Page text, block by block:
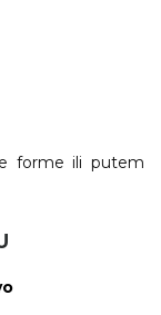
forme ili putem